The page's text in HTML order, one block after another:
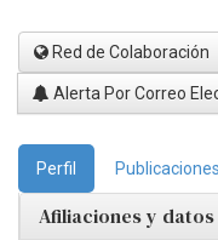
Red de Colaboración
Alerta Por Correo
Perfil Publicaciones
Afiliaciones y